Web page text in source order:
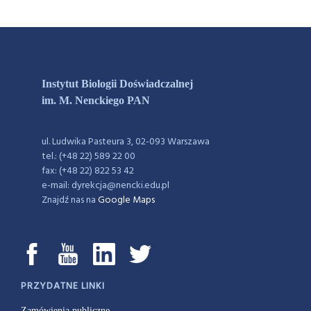
Instytut Biologii Doświadczalnej
im. M. Nenckiego PAN
ul. Ludwika Pasteura 3, 02-093 Warszawa
tel.: (+48 22) 589 22 00
fax: (+48 22) 822 53 42
e-mail: dyrekcja@nencki.edu.pl
Znajdź nas naGoogle Maps
PRZYDATNE LINKI